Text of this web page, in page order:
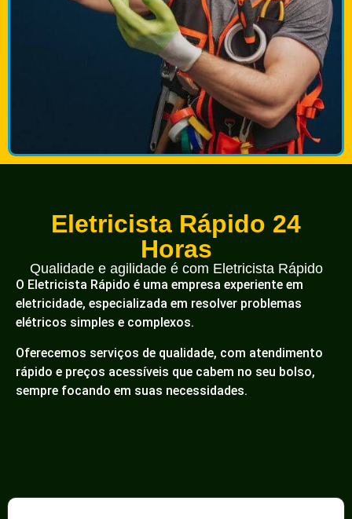
Eletricista Rápido 24
Horas
Qualidade e agilidade é com Eletricista Rápido
O Eletricista Rápido é uma empresa experiente em
eletricidade, especializada em resolver problemas
elétricos simples e complexos.
Oferecemos serviços de qualidade, com atendimento
rápido e preços acessíveis que cabem no seu bolso,
sempre focando em suas necessidades.